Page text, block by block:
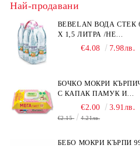
Най-продавани
BEBELAN ВОДА СТЕК
Х 1,5 ЛИТРА /НЕ
ИЗПРАЩАМЕ С
€4.08 7.98лв.
БОЧКО МОКРИ КЪРПИЧКИ
С КАПАК ПАМУК И
СМРАДЛИКА 120БР.
€2.00 3.91лв.
€2.15 4.21лв.
БЕБО МОКРИ КЪРПИ 99%